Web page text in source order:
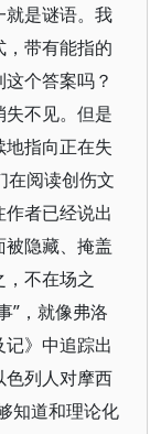
就是谜语。我
带有能指的
个答案吗？
不见。但是
指向正在失
在阅读创伤文
者已经说出
隐藏、掩盖
不在场之
”，就像弗洛
》中追踪出
色列人对摩西
知道和理论化